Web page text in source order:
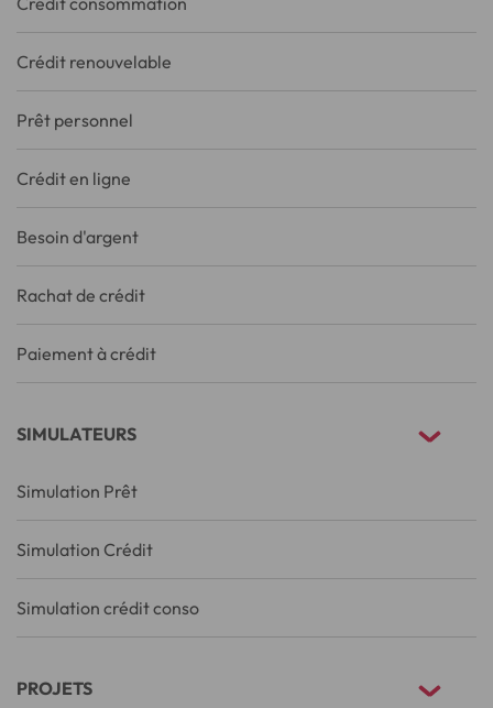
Crédit renouvelable
Prêt personnel
Crédit en ligne
Besoin d'argent
Rachat de crédit
Paiement à crédit
SIMULATEURS
Simulation Prêt
Simulation Crédit
Simulation crédit conso
PROJETS